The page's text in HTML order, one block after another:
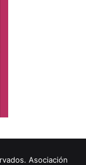
Asociación